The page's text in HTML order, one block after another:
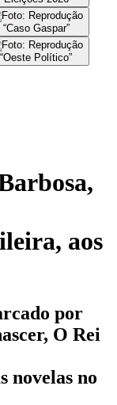
“Caso Gaspar”
“Oeste Político”
aos
por
O Rei
novelas no